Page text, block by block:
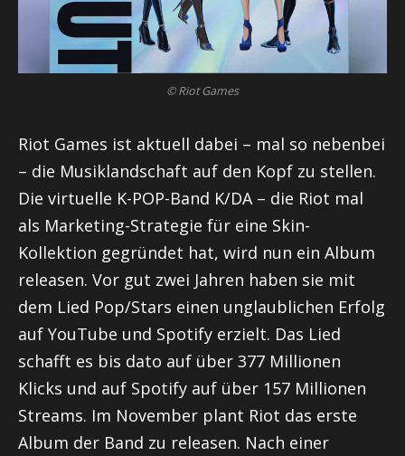
© Riot Games
Riot Games ist aktuell dabei – mal so nebenbei
– die Musiklandschaft auf den Kopf zu stellen.
Die virtuelle K-POP-Band K/DA – die Riot mal
als Marketing-Strategie für eine Skin-
Kollektion gegründet hat, wird nun ein Album
releasen. Vor gut zwei Jahren haben sie mit
dem Lied Pop/Stars einen unglaublichen Erfolg
auf YouTube und Spotify erzielt. Das Lied
schafft es bis dato auf über 377 Millionen
Klicks und auf Spotify auf über 157 Millionen
Streams. Im November plant Riot das erste
Album der Band zu releasen. Nach einer